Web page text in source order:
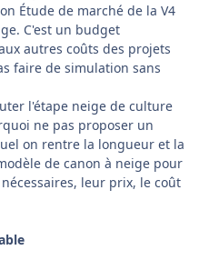
Étude de marché de la V4
C'est un budget
autres coûts des projets
faire de simulation sans
l'étape neige de culture
ne pas proposer un
on rentre la longueur et la
de canon à neige pour
leur prix, le coût